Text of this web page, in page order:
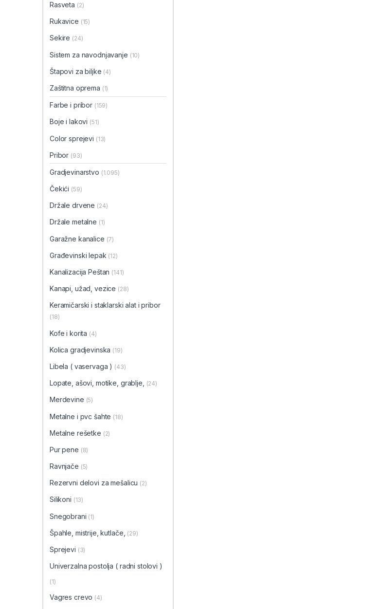
Rasveta (2)
Rukavice (15)
Sekire (24)
Sistem za navodnjavanje (10)
Štapovi za biljke (4)
Zaštitna oprema (1)
Farbe i pribor (159)
Boje i lakovi (51)
Color sprejevi (13)
Pribor (93)
Gradjevinarstvo (1.095)
Čekići (59)
Držale drvene (24)
Držale metalne (1)
Garažne kanalice (7)
Građevinski lepak (12)
Kanalizacija Peštan (141)
Kanapi, užad, vezice (28)
Keramičarski i staklarski alat i pribor
(18)
Kofe i korita (4)
Kolica gradjevinska (19)
Libela ( vaservaga ) (43)
Lopate, ašovi, motike, grablje, (24)
Merdevine (5)
Metalne i pvc šahte (18)
Metalne rešetke (2)
Pur pene (8)
Ravnjače (5)
Rezervni delovi za mešalicu (2)
Silikoni (13)
Snegobrani (1)
Špahle, mistrije, kutlače, (29)
Sprejevi (3)
Univerzalna postolja ( radni stolovi )
(1)
Vagres crevo (4)